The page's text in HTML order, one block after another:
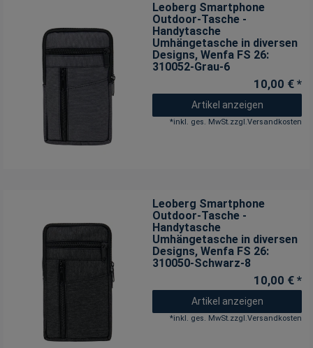
Leoberg Smartphone
Outdoor-Tasche -
Handytasche
Umhängetasche in diversen
Designs, Wenfa FS 26:
310052-Grau-6
10,00 € *
Artikel anzeigen
*inkl. ges. MwSt.zzgl.Versandkosten
Leoberg Smartphone
Outdoor-Tasche -
Handytasche
Umhängetasche in diversen
Designs, Wenfa FS 26:
310050-Schwarz-8
10,00 € *
Artikel anzeigen
*inkl. ges. MwSt.zzgl.Versandkosten